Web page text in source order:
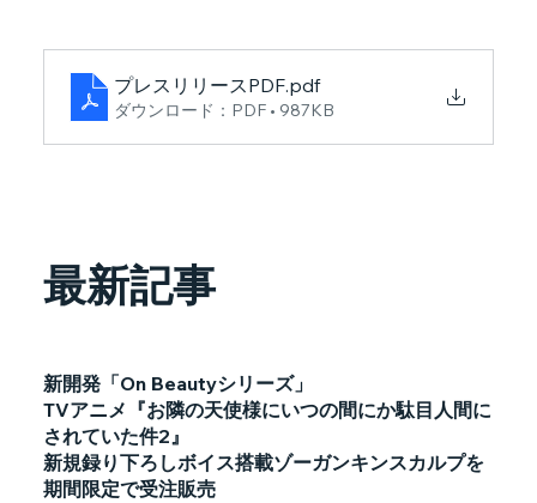
プレスリリースPDF.pdf
ダウンロード：PDF • 987KB
新開発「On Beautyシリーズ」
TVアニメ『お隣の天使様にいつの間にか駄目人間に
されていた件2』
新規録り下ろしボイス搭載ゾーガンキンスカルプを
期間限定で受注販売
最新記事